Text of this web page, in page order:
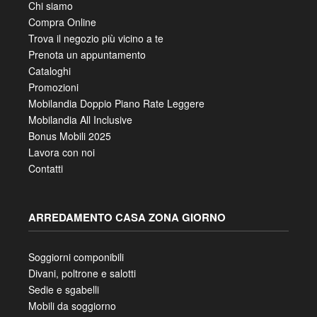
Chi siamo
Compra Online
Trova il negozio più vicino a te
Prenota un appuntamento
Cataloghi
Promozioni
Mobilandia Doppio Piano Rate Leggere
Mobilandia All Inclusive
Bonus Mobili 2025
Lavora con noi
Contatti
ARREDAMENTO CASA ZONA GIORNO
Soggiorni componibili
Divani, poltrone e salotti
Sedie e sgabelli
Mobili da soggiorno